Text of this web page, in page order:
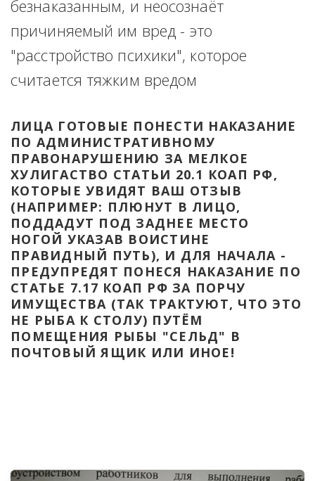
безнаказанным, и неосознаёт
причиняемый им вред - это
"расстройство психики", которое
считается тяжким вредом
ЛИЦА ГОТОВЫЕ ПОНЕСТИ НАКАЗАНИЕ
ПО АДМИНИСТРАТИВНОМУ
ПРАВОНАРУШЕНИЮ ЗА МЕЛКОЕ
ХУЛИГАСТВО СТАТЬИ 20.1 КОАП РФ,
КОТОРЫЕ УВИДЯТ ВАШ ОТЗЫВ
(НАПРИМЕР: ПЛЮНУТ В ЛИЦО,
ПОДДАДУТ ПОД ЗАДНЕЕ МЕСТО
НОГОЙ УКАЗАВ ВОИСТИНЕ
ПРАВИДНЫЙ ПУТЬ), И ДЛЯ НАЧАЛА -
ПРЕДУПРЕДЯТ ПОНЕСЯ НАКАЗАНИЕ ПО
СТАТЬЕ 7.17 КОАП РФ ЗА ПОРЧУ
ИМУЩЕСТВА (ТАК ТРАКТУЮТ, ЧТО ЭТО
НЕ РЫБА К СТОЛУ) ПУТЁМ
ПОМЕЩЕНИЯ РЫБЫ "СЕЛЬД" В
ПОЧТОВЫЙ ЯЩИК ИЛИ ИНОЕ!